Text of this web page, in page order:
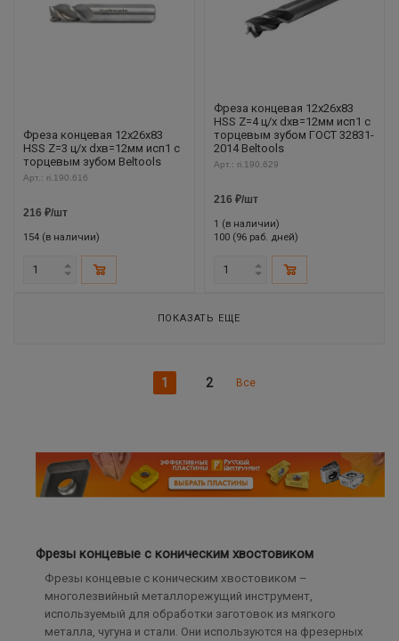
Фреза концевая 12х26х83
HSS Z=3 ц/х dхв=12мм исп1 с
торцевым зубом Beltools
Арт.: ri.190.616
216 ₽/шт
154 (в наличии)
Фреза концевая 12х26х83
HSS Z=4 ц/х dхв=12мм исп1 с
торцевым зубом ГОСТ 32831-
2014 Beltools
Арт.: ri.190.629
216 ₽/шт
1 (в наличии)
100 (96 раб. дней)
ПОКАЗАТЬ ЕЩЕ
1 2 Все
Фрезы концевые с коническим хвостовиком
Фрезы концевые с коническим хвостовиком –
многолезвийный металлорежущий инструмент,
используемый для обработки заготовок из мягкого
металла, чугуна и стали. Они используются на фрезерных